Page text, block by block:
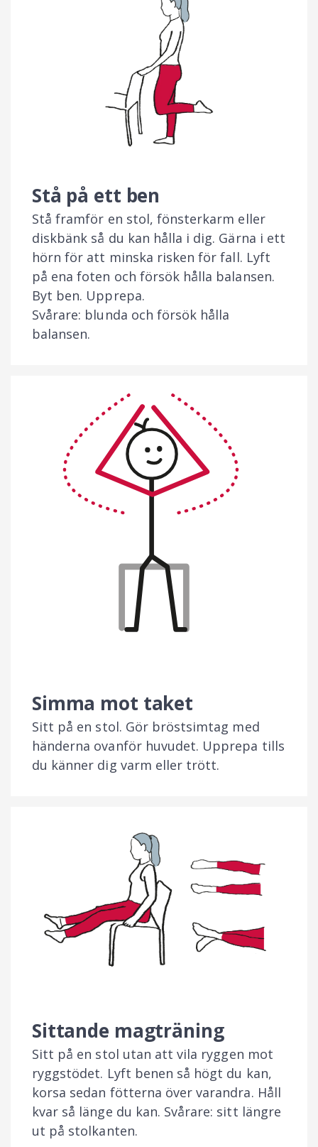
Stå på ett ben
Stå framför en stol, fönsterkarm eller
diskbänk så du kan hålla i dig. Gärna i ett
hörn för att minska risken för fall. Lyft
på ena foten och försök hålla balansen.
Byt ben. Upprepa.
Svårare: blunda och försök hålla
balansen.
Simma mot taket
Sitt på en stol. Gör bröstsimtag med
händerna ovanför huvudet. Upprepa tills
du känner dig varm eller trött.
Sittande magträning
Sitt på en stol utan att vila ryggen mot
ryggstödet. Lyft benen så högt du kan,
korsa sedan fötterna över varandra. Håll
kvar så länge du kan. Svårare: sitt längre
ut på stolkanten.